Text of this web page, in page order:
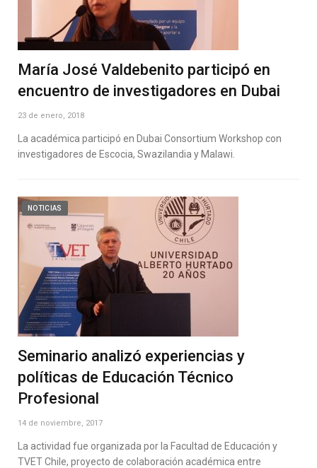
María José Valdebenito participó en
encuentro de investigadores en Dubai
23 de enero, 2018
La académica participó en Dubai Consortium Workshop con
investigadores de Escocia, Swazilandia y Malawi.
NOTICIAS
Seminario analizó experiencias y
políticas de Educación Técnico
Profesional
14 de noviembre, 2017
La actividad fue organizada por la Facultad de Educación y
TVET Chile, proyecto de colaboración académica entre